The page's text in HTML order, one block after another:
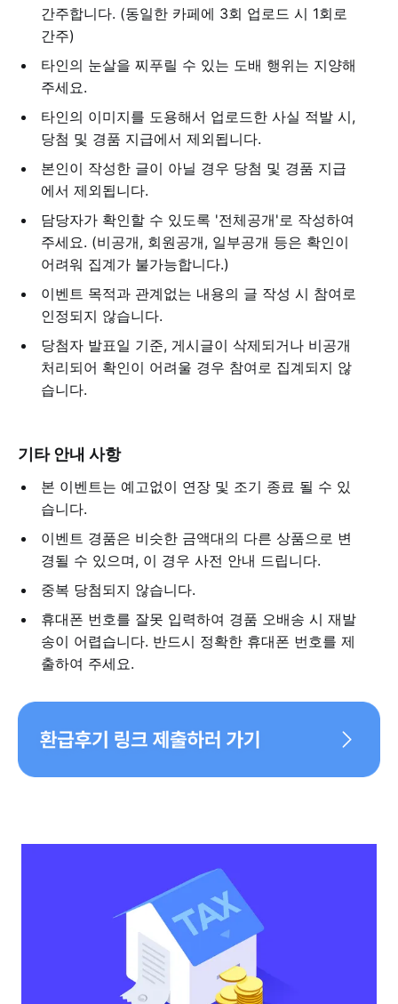
간주합니다. (동일한 카페에 3회 업로드 시 1회로
간주)
타인의 눈살을 찌푸릴 수 있는 도배 행위는 지양해
주세요.
타인의 이미지를 도용해서 업로드한 사실 적발 시,
당첨 및 경품 지급에서 제외됩니다.
본인이 작성한 글이 아닐 경우 당첨 및 경품 지급
에서 제외됩니다.
담당자가 확인할 수 있도록 '전체공개'로 작성하여
주세요. (비공개, 회원공개, 일부공개 등은 확인이
어려워 집계가 불가능합니다.)
이벤트 목적과 관계없는 내용의 글 작성 시 참여로
인정되지 않습니다.
당첨자 발표일 기준, 게시글이 삭제되거나 비공개
처리되어 확인이 어려울 경우 참여로 집계되지 않
습니다.
기타 안내 사항
본 이벤트는 예고없이 연장 및 조기 종료 될 수 있
습니다.
이벤트 경품은 비슷한 금액대의 다른 상품으로 변
경될 수 있으며, 이 경우 사전 안내 드립니다.
중복 당첨되지 않습니다.
휴대폰 번호를 잘못 입력하여 경품 오배송 시 재발
송이 어렵습니다. 반드시 정확한 휴대폰 번호를 제
출하여 주세요.